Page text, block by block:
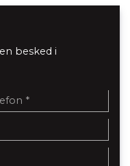
besked i